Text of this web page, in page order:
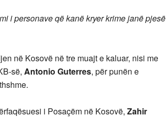
i personave që kanë kryer krime janë pjesë
në Kosovë në tre muajt e kaluar, nisi me
së, Antonio Guterres, për punën e
i Posaçëm në Kosovë, Zahir